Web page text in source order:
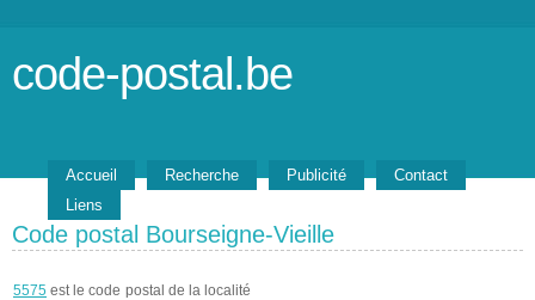
code-postal.be
Accueil Recherche Publicité
Contact
Liens
Code postal Bourseigne-Vieille
5575 est le code postal de la localité